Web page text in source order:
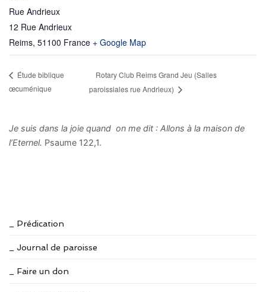
Rue Andrieux
12 Rue Andrieux
Reims, 51100 France + Google Map
Étude biblique
œcuménique
Rotary Club Reims Grand Jeu (Salles
paroissiales rue Andrieux)
Je suis dans la joie quand on me dit : Allons à la maison de
l’Eternel. Psaume 122,1.
_ Prédication
_ Journal de paroisse
_ Faire un don